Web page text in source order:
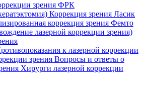
зрения ФРК
Коррекция зрения Ласик
коррекция зрения Фемто
лазерной коррекции зрения)
к лазерной коррекции
зрения Вопросы и ответы о
Хирурги лазерной коррекции